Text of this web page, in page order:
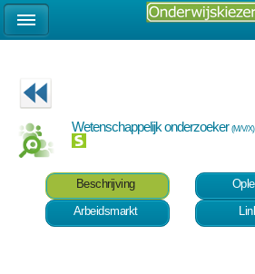
Wetenschappelijk onderzoeker(M/V/X)
Beschrijving
Arbeidsmarkt